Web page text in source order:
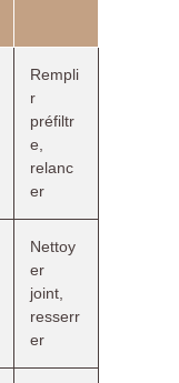
Rempli
r
préfiltr
e,
relanc
er
Nettoy
er
joint,
resserr
er